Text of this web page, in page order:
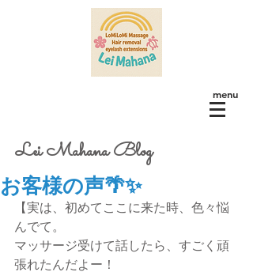
menu
Lei Mahana Blog
お客様の声🌴✨
【実は、初めてここに来た時、色々悩
んでて。
マッサージ受けて話したら、すごく頑
張れたんだよー！